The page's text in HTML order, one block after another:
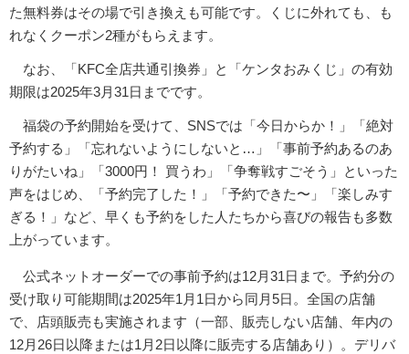
た無料券はその場で引き換えも可能です。くじに外れても、も
れなくクーポン2種がもらえます。
なお、「KFC全店共通引換券」と「ケンタおみくじ」の有効
期限は2025年3月31日までです。
福袋の予約開始を受けて、SNSでは「今日からか！」「絶対
予約する」「忘れないようにしないと…」「事前予約あるのあ
りがたいね」「3000円！ 買うわ」「争奪戦すごそう」といった
声をはじめ、「予約完了した！」「予約できた〜」「楽しみす
ぎる！」など、早くも予約をした人たちから喜びの報告も多数
上がっています。
公式ネットオーダーでの事前予約は12月31日まで。予約分の
受け取り可能期間は2025年1月1日から同月5日。全国の店舗
で、店頭販売も実施されます（一部、販売しない店舗、年内の
12月26日以降または1月2日以降に販売する店舗あり）。デリバ